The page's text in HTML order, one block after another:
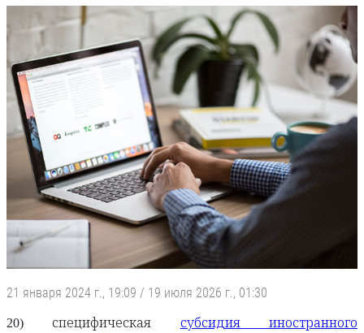
21 января 2024 г., 19:09 / 19 июля 2026 г., 01:30
20) специфическая субсидия иностранного